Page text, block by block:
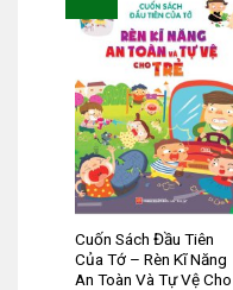
Cuốn Sách Đầu Tiên
Của Tớ – Rèn Kĩ Năng
An Toàn Và Tự Vệ Cho